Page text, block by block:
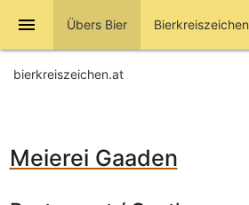
menu Übers Bier Bierkreiszeichen
bierkreiszeichen.at
Meierei Gaaden